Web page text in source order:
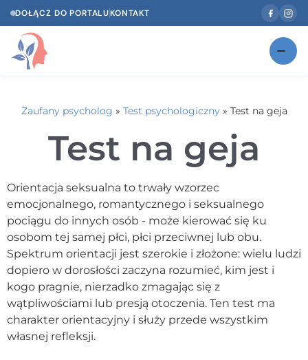
DOŁĄCZ DO PORTALUKONTAKT
Według specjalizacji
Psycholog w Twoim języku
Diagnozy psychologiczne
Testy psychologiczne
Dawka wiedzy
Dla specjalistów
Kontakt
Zaufany psycholog » Test psychologiczny» Test na geja
Test na geja
Orientacja seksualna to trwały wzorzec
emocjonalnego, romantycznego i seksualnego
pociągu do innych osób - może kierować się ku
osobom tej samej płci, płci przeciwnej lub obu.
Spektrum orientacji jest szerokie i złożone: wielu ludzi
dopiero w dorosłości zaczyna rozumieć, kim jest i
kogo pragnie, nierzadko zmagając się z
wątpliwościami lub presją otoczenia. Ten test ma
charakter orientacyjny i służy przede wszystkim
własnej refleksji.